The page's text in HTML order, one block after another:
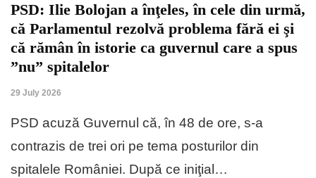
PSD: Ilie Bolojan a înţeles, în cele din urmă,
că Parlamentul rezolvă problema fără ei şi
că rămân în istorie ca guvernul care a spus
”nu” spitalelor
29 July 2026
PSD acuză Guvernul că, în 48 de ore, s-a
contrazis de trei ori pe tema posturilor din
spitalele României. După ce iniţial…